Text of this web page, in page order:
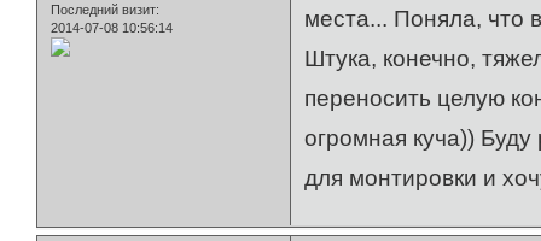
Последний визит:
2014-07-08 10:56:14
места... Поняла, что
Штука, конечно,
переносить целую
огромная куча))
для монтировки и